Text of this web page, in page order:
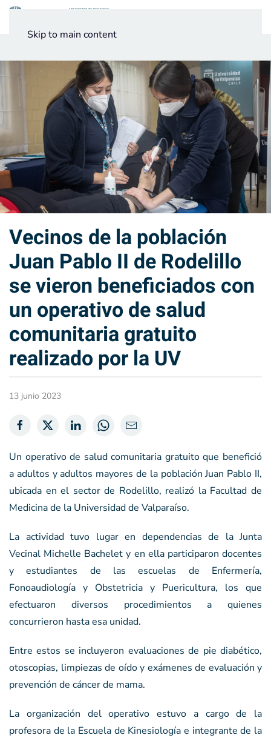
Skip to main content
Vecinos de la población
Juan Pablo II de Rodelillo
se vieron beneficiados con
un operativo de salud
comunitaria gratuito
realizado por la UV
13 junio 2023
Un operativo de salud comunitaria gratuito que benefició
a adultos y adultos mayores de la población Juan Pablo II,
ubicada en el sector de Rodelillo, realizó la Facultad de
Medicina de la Universidad de Valparaíso.
La actividad tuvo lugar en dependencias de la Junta
Vecinal Michelle Bachelet y en ella participaron docentes
y estudiantes de las escuelas de Enfermería,
Fonoaudiología y Obstetricia y Puericultura, los que
efectuaron diversos procedimientos a quienes
concurrieron hasta esa unidad.
Entre estos se incluyeron evaluaciones de pie diabético,
otoscopias, limpiezas de oído y exámenes de evaluación y
prevención de cáncer de mama.
La organización del operativo estuvo a cargo de la
profesora de la Escuela de Kinesiología e integrante de la